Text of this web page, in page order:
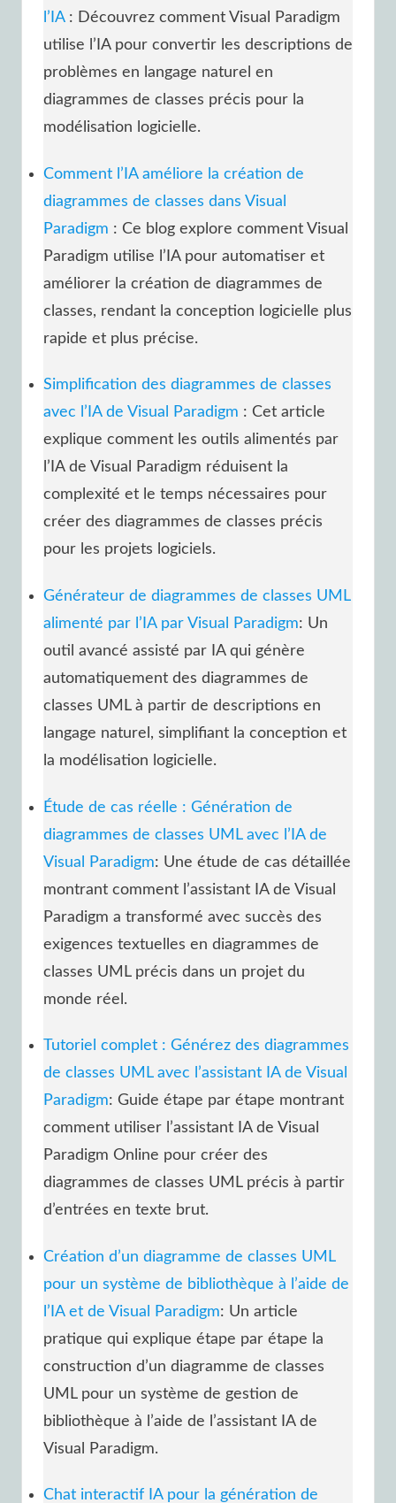
l’IA: Découvrez comment Visual Paradigm
utilise l’IA pour convertir les descriptions de
problèmes en langage naturel en
diagrammes de classes précis pour la
modélisation logicielle.
Comment l’IA améliore la création de
diagrammes de classes dans Visual
Paradigm : Ce blog explore comment Visual
Paradigm utilise l’IA pour automatiser et
améliorer la création de diagrammes de
classes, rendant la conception logicielle plus
rapide et plus précise.
Simplification des diagrammes de classes
avec l’IA de Visual Paradigm : Cet article
explique comment les outils alimentés par
l’IA de Visual Paradigm réduisent la
complexité et le temps nécessaires pour
créer des diagrammes de classes précis
pour les projets logiciels.
Générateur de diagrammes de classes UML
alimenté par l’IA par Visual Paradigm: Un
outil avancé assisté par IA qui génère
automatiquement des diagrammes de
classes UML à partir de descriptions en
langage naturel, simplifiant la conception et
la modélisation logicielle.
Étude de cas réelle : Génération de
diagrammes de classes UML avec l’IA de
Visual Paradigm: Une étude de cas détaillée
montrant comment l’assistant IA de Visual
Paradigm a transformé avec succès des
exigences textuelles en diagrammes de
classes UML précis dans un projet du
monde réel.
Tutoriel complet : Générez des diagrammes
de classes UML avec l’assistant IA de Visual
Paradigm: Guide étape par étape montrant
comment utiliser l’assistant IA de Visual
Paradigm Online pour créer des
diagrammes de classes UML précis à partir
d’entrées en texte brut.
Création d’un diagramme de classes UML
pour un système de bibliothèque à l’aide de
l’IA et de Visual Paradigm: Un article
pratique qui explique étape par étape la
construction d’un diagramme de classes
UML pour un système de gestion de
bibliothèque à l’aide de l’assistant IA de
Visual Paradigm.
Chat interactif IA pour la génération de